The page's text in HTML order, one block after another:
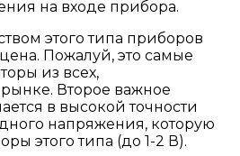
на входе прибора.
этого типа приборов
Пожалуй, это самые
из всех,
Второе важное
в высокой точности
напряжения, которую
этого типа (до 1-2 В).